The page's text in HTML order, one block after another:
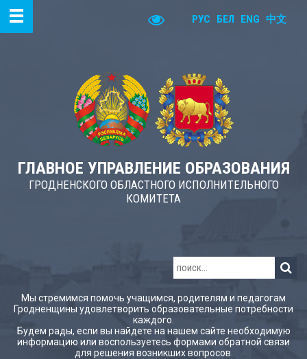
РУС БЕЛ ENG 中文
ГЛАВНОЕ УПРАВЛЕНИЕ ОБРАЗОВАНИЯ
ГРОДНЕНСКОГО ОБЛАСТНОГО ИСПОЛНИТЕЛЬНОГО
КОМИТЕТА
Мы стремимся помочь учащимся, родителям и педагогам
Гродненщины удовлетворить образовательные потребности
каждого.
Будем рады, если вы найдете на нашем сайте необходимую
информацию или воспользуетесь формами обратной связи
для решения возникших вопросов.